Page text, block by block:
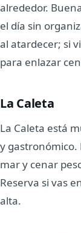
alrededor.
el día sin
al atardecer; si
para enlazar
La Caleta
La Caleta está
y gastronómico.
mar y cenar
Reserva si vas
alta.